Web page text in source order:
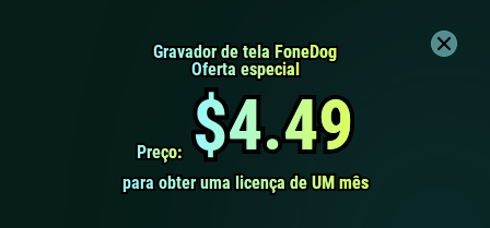
Gravador de tela FoneDog
Gravador de tela FoneDog
Oferta especial
Oferta especial
Preço:
Preço: $4.49
$4.49
para obter uma licença de UM mês
para obter uma licença de UM mês